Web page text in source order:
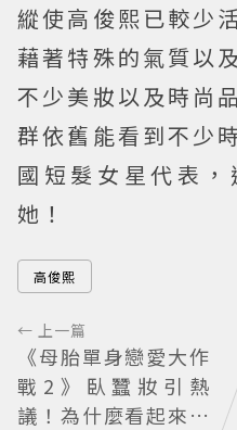
縱使高俊熙已較少
藉著特殊的氣質以
不少美妝以及時尚
群依舊能看到不少
國短髮女星代表
她！
高俊熙
← 上一篇
《母胎單身戀愛大作
戰2》臥蠶妝引熱
議！為什麼看起來這